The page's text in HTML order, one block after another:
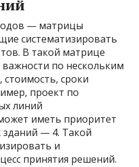
— матрицы
систематизировать
В такой матрице
по нескольким
сроки
проект по
линий
иметь приоритет
зданий — 4. Такой
и
принятия решений.